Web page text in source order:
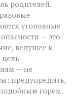
родителей.
уголовные
— это
ведущее к
— не
предупредить,
горем.